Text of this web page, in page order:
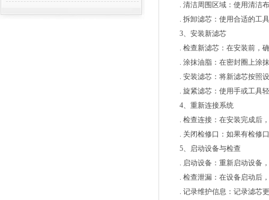
. 清洁周围区域：使用清洁布
. 拆卸滤芯：使用合适的工具
3、安装新滤芯
. 检查新滤芯：在安装前，确
. 涂抹油脂：在密封圈上涂抹
. 安装滤芯：将新滤芯按照设
. 旋紧滤芯：使用手或工具轻
4、重新连接系统
. 检查连接：在安装完成后，
. 关闭检修口：如果有检修口
5、启动设备与检查
. 启动设备：重新启动设备，
. 检查泄漏：在设备启动后，
. 记录维护信息：记录滤芯更